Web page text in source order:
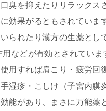
臭を抑えたりリラック
効果がるともされていま
られたり漢方の生薬と
などが有効とされていま
用すれば肩こり・疲労回
湿疹・こしけ（子宮内
能があり、まさに万能薬